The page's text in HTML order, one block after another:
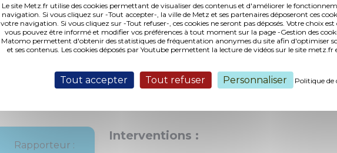
Le site Metz.fr utilise des cookies permettant de visualiser des contenus et d'améliorer le
navigation. Si vous cliquez sur -Tout accepter-, la ville de Metz et ses partenaires déposeront ces
votre navigation. Si vous cliquez sur -Tout refuser-, ces cookies ne seront pas déposés. Votre choix
vous pouvez être informé et modifier vos préférences à tout moment sur la page -Gestion des
Matomo permettent d'obtenir des statistiques de fréquentation anonymes du site afin d'optimiser
et ses contenus. Les cookies déposés par Youtube permettent la lecture de vidéos sur le site metz.fr
Tout accepter Tout refuser Personnaliser Politique
Point 12 (119,37 ko, publié le 18/02/2013)
Rapporteur :
Interventions :